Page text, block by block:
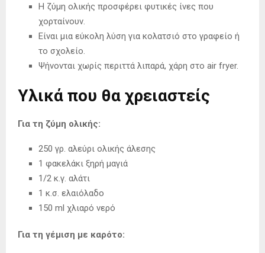
Η ζύμη ολικής προσφέρει φυτικές ίνες που
χορταίνουν.
Είναι μια εύκολη λύση για κολατσιό στο γραφείο ή
το σχολείο.
Ψήνονται χωρίς περιττά λιπαρά, χάρη στο air fryer.
Υλικά που θα χρειαστείς
Για τη ζύμη ολικής:
250 γρ. αλεύρι ολικής άλεσης
1 φακελάκι ξηρή μαγιά
1/2 κ.γ. αλάτι
1 κ.σ. ελαιόλαδο
150 ml χλιαρό νερό
Για τη γέμιση με καρότο: